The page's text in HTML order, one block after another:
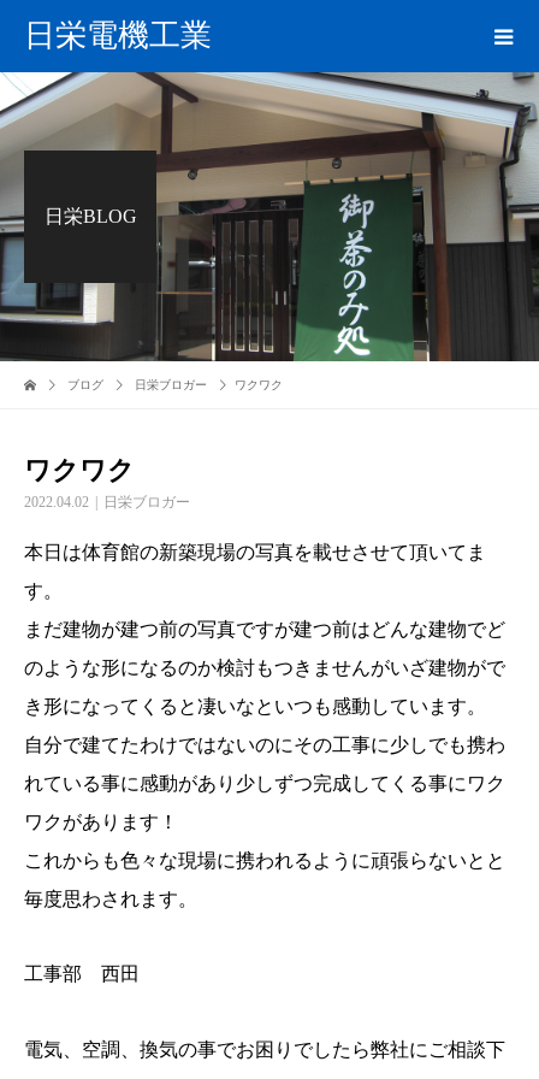
日栄電機工業
日栄BLOG
ブログ 日栄ブロガー ワクワク
ワクワク
2022.04.02 日栄ブロガー
本日は体育館の新築現場の写真を載せさせて頂いてま
す。
まだ建物が建つ前の写真ですが建つ前はどんな建物でど
のような形になるのか検討もつきませんがいざ建物がで
き形になってくると凄いなといつも感動しています。
自分で建てたわけではないのにその工事に少しでも携わ
れている事に感動があり少しずつ完成してくる事にワク
ワクがあります！
これからも色々な現場に携われるように頑張らないとと
毎度思わされます。
工事部 西田
電気、空調、換気の事でお困りでしたら弊社にご相談下